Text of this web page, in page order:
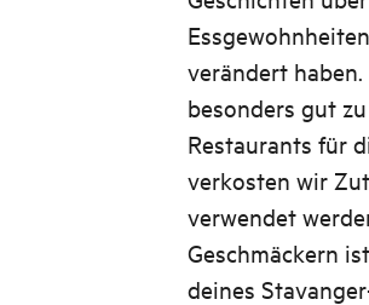
verändert
besonders gut
Restaurants für
verkosten wir
verwendet
Geschmäckern
deines